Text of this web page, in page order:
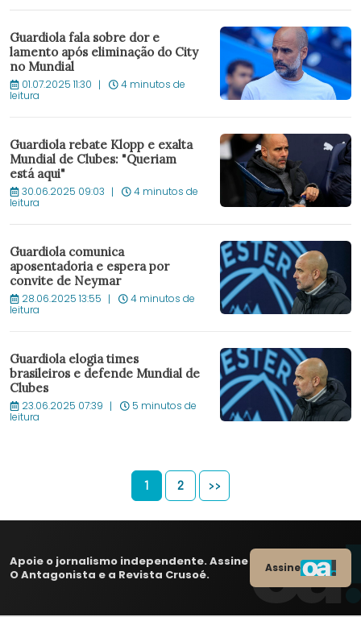
Guardiola fala sobre dor e
lamento após eliminação do City
no Mundial
01.07.2025 11:30 4 minutos de
leitura
Guardiola rebate Klopp e exalta
Mundial de Clubes: "Queriam
está aqui"
30.06.2025 09:03 4 minutos de
leitura
Guardiola comunica
aposentadoria e espera por
convite de Neymar
28.06.2025 13:55 4 minutos de
leitura
Guardiola elogia times
brasileiros e defende Mundial de
Clubes
23.06.2025 07:39 5 minutos de
leitura
1 2 >>
Apoie o jornalismo independente. Assine
O Antagonista e a Revista Crusoé.
Assine